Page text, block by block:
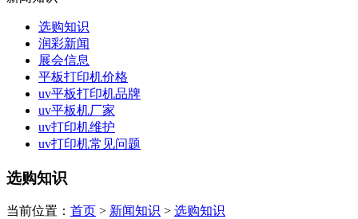
选购知识
润彩新闻
展会信息
平板打印机价格
uv平板打印机品牌
uv平板机厂家
uv打印机维护
uv打印机常见问题
选购知识
当前位置： 首页 > 新闻知识 > 选购知识